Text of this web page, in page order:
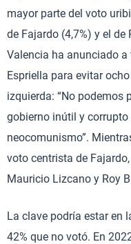
mayor parte del voto
de Fajardo (4,7%) y el de
Valencia ha anunciado
Espriella para evitar
izquierda: “No podemos
gobierno inútil y
neocomunismo”.
voto centrista de
Mauricio Lizcano y Roy
La clave podría estar en
42% que no votó. En